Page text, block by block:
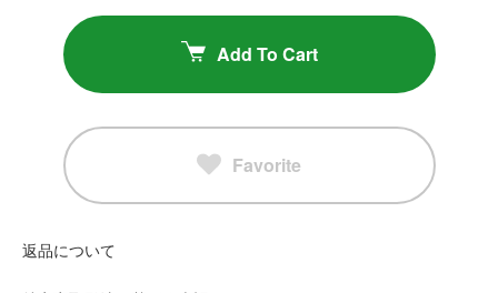
Add To Cart
Favorite
返品について